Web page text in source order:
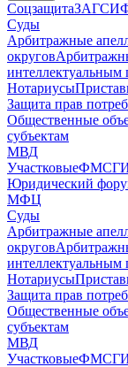
СоцзащитаЗАГС
Суды
Арбитражные
округов
интеллектуальным
Нотариусы
Защита прав
Общественные
субъектам
МВД
УчастковыеФМС
Юридический
МФЦ
Суды
Арбитражные
округов
интеллектуальным
Нотариусы
Защита прав
Общественные
субъектам
МВД
УчастковыеФМС